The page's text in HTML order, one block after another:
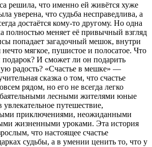
решила, что именно ей живётся хуже
уверена, что судьба несправедлива, а
достаётся кому-то другому. Но одна
полностью меняет её привычный взгляд
попадает загадочный мешок, внутри
нечто мягкое, пушистое и полосатое. Что
подарок? И сможет ли он подарить
радость? «Счастье в мешке» —
сказка о том, что счастье
рядом, но его не всегда легко
лесными жителями юные
увлекательное путешествие,
приключениями, неожиданными
жизненными уроками. Эта история
что настоящее счастье
судьбы, а в умении ценить то, что у